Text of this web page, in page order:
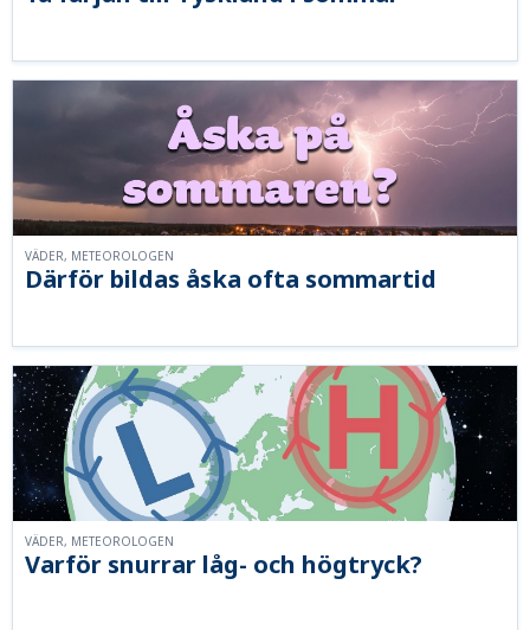
Därför bildas åska ofta sommartid
VÄDER, METEOROLOGEN
Varför snurrar låg- och högtryck?
VÄDER, METEOROLOGEN